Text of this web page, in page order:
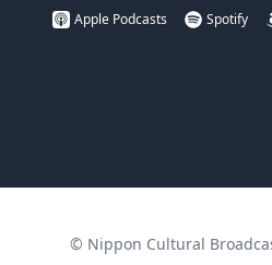
Apple Podcasts
Spotify
© Nippon Cultural